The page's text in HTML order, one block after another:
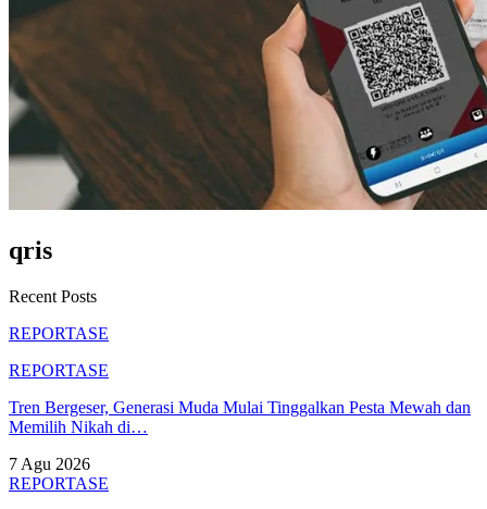
qris
Recent Posts
REPORTASE
REPORTASE
Tren Bergeser, Generasi Muda Mulai Tinggalkan Pesta Mewah dan
Memilih Nikah di…
7 Agu 2026
REPORTASE